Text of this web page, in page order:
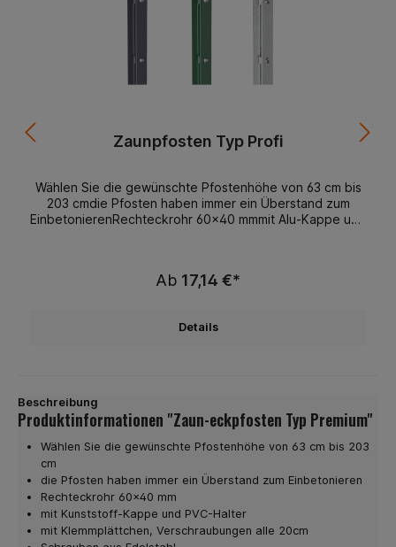
Zaunpfosten Typ Profi
Wählen Sie die gewünschte Pfostenhöhe von 63 cm bis
203 cmdie Pfosten haben immer ein Überstand zum
EinbetonierenRechteckrohr 60x40 mmmit Alu-Kappe und
Ausführungständig lagerndbeste Materialienbeste
Ab 17,14 €*
Details
Beschreibung
Produktinformationen "Zaun-eckpfosten Typ Premium"
Wählen Sie die gewünschte Pfostenhöhe von 63 cm bis 203
cm
die Pfosten haben immer ein Überstand zum Einbetonieren
Rechteckrohr 60x40 mm
mit Kunststoff-Kappe und PVC-Halter
mit Klemmplättchen, Verschraubungen alle 20cm